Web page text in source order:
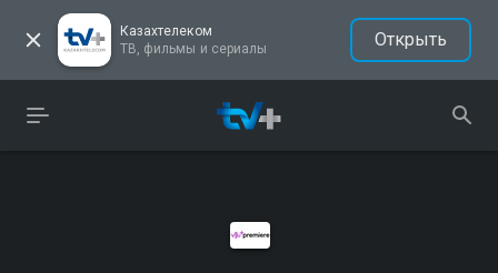
Казахтелеком
ТВ, фильмы и сериалы
Открыть